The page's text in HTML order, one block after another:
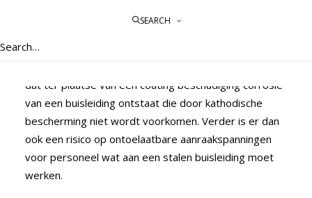
SEARCH
Wisselstroombeïnvloeding op de stalen buisleidingen
boven- en ondergrondse hoogspanningsverbindingen.
dat ter plaatse van een coating beschadiging corrosie
van een buisleiding ontstaat die door kathodische
bescherming niet wordt voorkomen. Verder is er dan
ook een risico op ontoelaatbare aanraakspanningen
voor personeel wat aan een stalen buisleiding moet
werken.